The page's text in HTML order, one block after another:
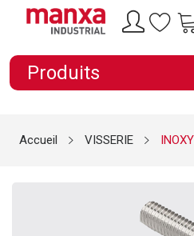
Produits
Accueil VISSERIE